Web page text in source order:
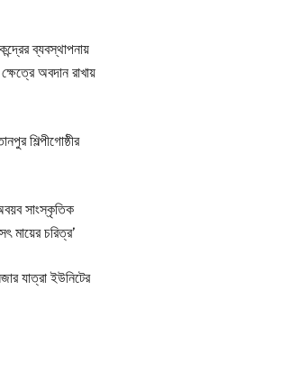
ব্যবস্থাপনায়
অবদান রাখায়
শিল্পীগোষ্ঠীর
সাংস্কৃতিক
মায়ের চরিত্র’
যাত্রা ইউনিটের